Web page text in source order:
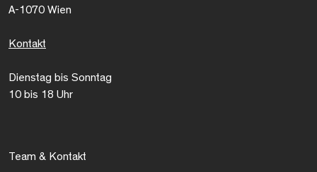
A-1070 Wien
Kontakt
Dienstag bis Sonntag
10 bis 18 Uhr
Team & Kontakt